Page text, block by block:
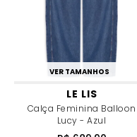
VER TAMANHOS
LE LIS
Calça Feminina Balloon
Lucy - Azul